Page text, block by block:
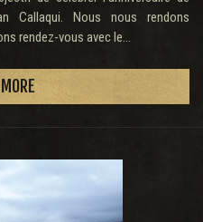
Callaqui. Nous nous rendons
rendez-vous avec le...